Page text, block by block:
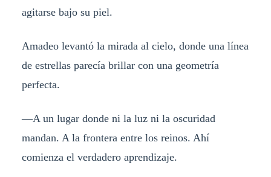
agitarse bajo su piel.
Amadeo levantó la mirada al cielo, donde una línea
de estrellas parecía brillar con una geometría
perfecta.
—A un lugar donde ni la luz ni la oscuridad
mandan. A la frontera entre los reinos. Ahí
comienza el verdadero aprendizaje.